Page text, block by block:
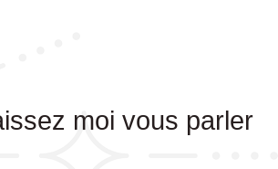
moi vous parler